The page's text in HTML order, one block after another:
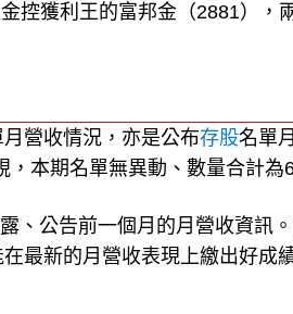
控獲利王的富邦金（2881），
營收情況，亦是公布存股名單
本期名單無異動、數量合計為
、公告前一個月的月營收資訊
最新的月營收表現上繳出好成